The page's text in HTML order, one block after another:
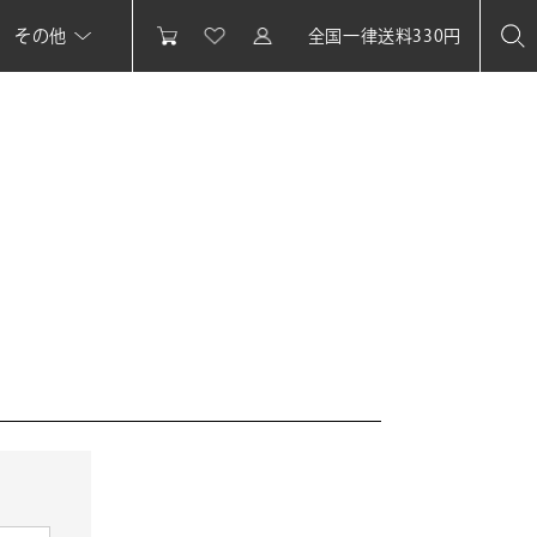
その他 全国一律送料330円